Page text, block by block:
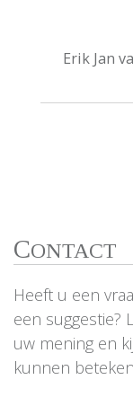
Erik Jan
CONTACT
Heeft u een
een suggestie?
uw mening en
kunnen